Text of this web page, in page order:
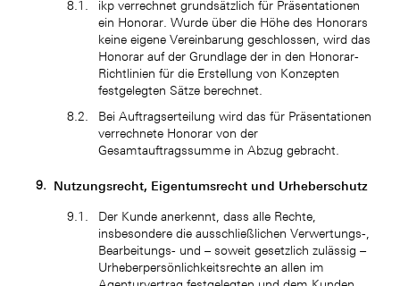
ikp verrechnet grundsätzlich für Präsentationen
ein Honorar. Wurde über die Höhe des Honorars
keine eigene Vereinbarung geschlossen, wird das
Honorar auf der Grundlage der in den Honorar-
Richtlinien für die Erstellung von Konzepten
festgelegten Sätze berechnet.
Bei Auftragserteilung wird das für Präsentationen
verrechnete Honorar von der
Gesamtauftragssumme in Abzug gebracht.
Nutzungsrecht, Eigentumsrecht und Urheberschutz
Der Kunde anerkennt, dass alle Rechte,
insbesondere die ausschließlichen Verwertungs-,
Bearbeitungs- und – soweit gesetzlich zulässig –
Urheberpersönlichkeitsrechte an allen im